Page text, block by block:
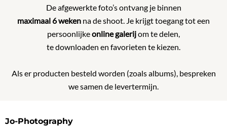
De afgewerkte foto’s ontvang je binnen
maximaal 6 weken na de shoot. Je krijgt toegang tot een
persoonlijkeonline galerijom te delen,
te downloaden en favorieten te kiezen.
Als er producten besteld worden (zoals albums), bespreken
we samen de levertermijn.
Jo-Photography